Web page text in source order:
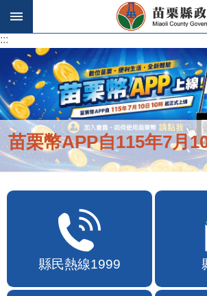
跳到主要內容區塊
:::
苗栗幣APP自115年7月
縣民熱線1999